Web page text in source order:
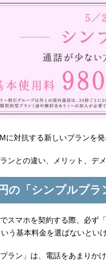
に対抗する新しいプランを発
ンとの違い、メリット、デ
の「シンプルプラ
スマホを契約する際、必ず
いう基本料金を選ばないとい
ラン」は、電話をあまりか